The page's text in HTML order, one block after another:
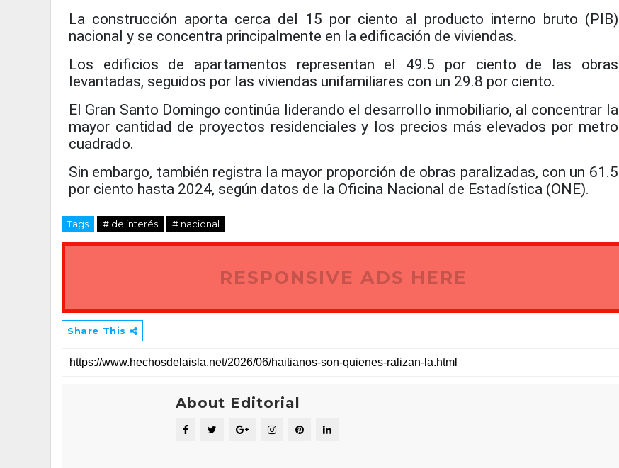
La construcción aporta cerca del 15 por ciento al producto interno bruto (PIB)
nacional y se concentra principalmente en la edificación de viviendas.
Los edificios de apartamentos representan el 49.5 por ciento de las obras
levantadas, seguidos por las viviendas unifamiliares con un 29.8 por ciento.
El Gran Santo Domingo continúa liderando el desarrollo inmobiliario, al concentrar la
mayor cantidad de proyectos residenciales y los precios más elevados por metro
cuadrado.
Sin embargo, también registra la mayor proporción de obras paralizadas, con un 61.5
por ciento hasta 2024, según datos de la Oficina Nacional de Estadística (ONE).
Tags # de interés # nacional
RESPONSIVE ADS HERE
Share This
About Editorial